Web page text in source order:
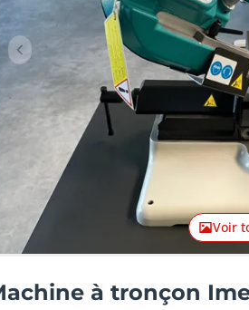
Lot précédent
Voir
à tronçon